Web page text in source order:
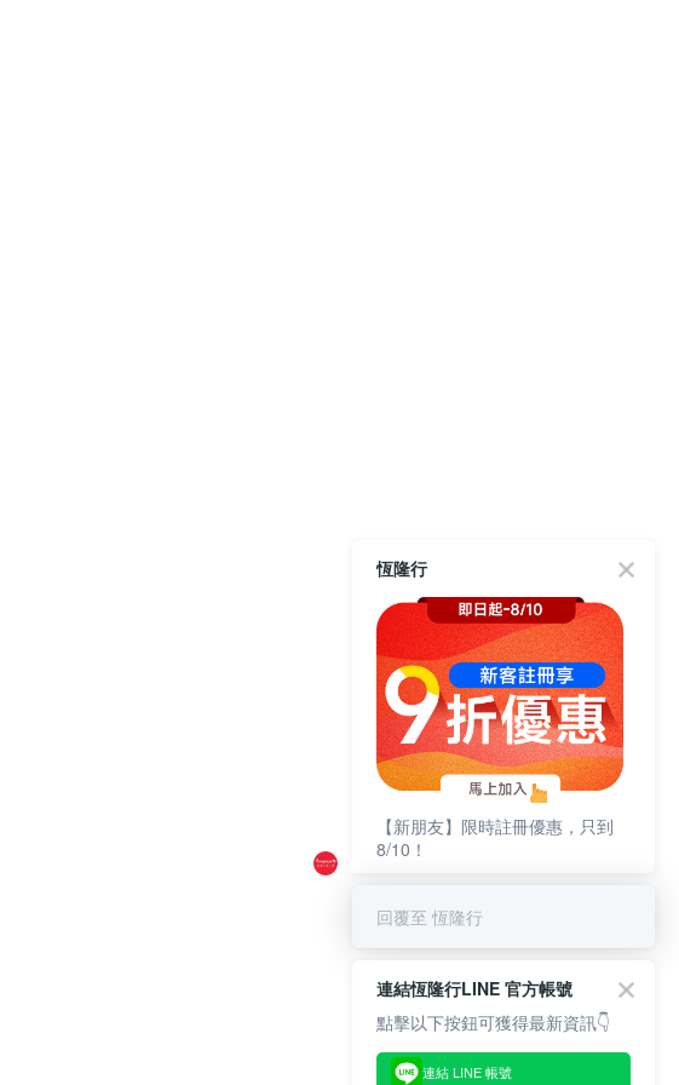
恆隆行
【新朋友】限時註冊優惠，只到
8/10！
回覆至 恆隆行
連結恆隆行LINE 官方帳號
點擊以下按鈕可獲得最新資訊👇
連結 LINE 帳號